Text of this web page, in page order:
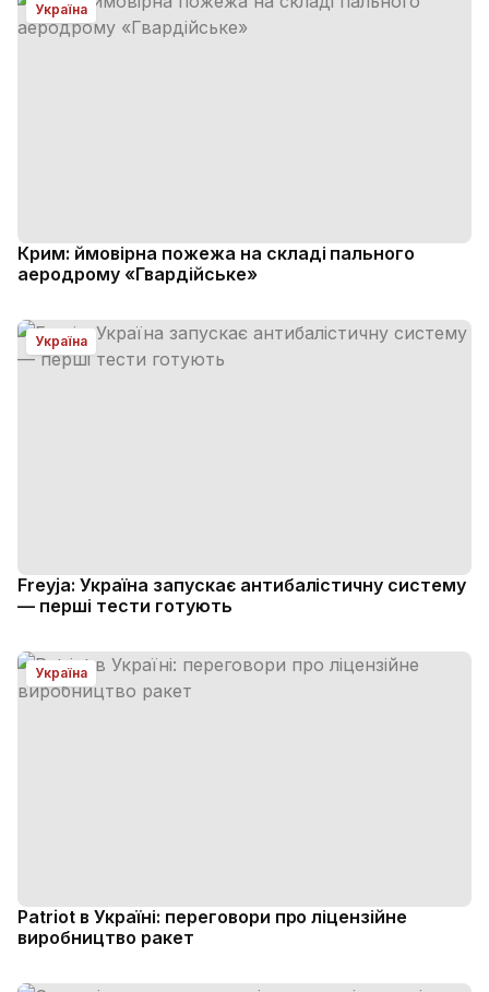
Україна
Крим: ймовірна пожежа на складі пального
аеродрому «Гвардійське»
Україна
Freyja: Україна запускає антибалістичну систему
— перші тести готують
Україна
Patriot в Україні: переговори про ліцензійне
виробництво ракет